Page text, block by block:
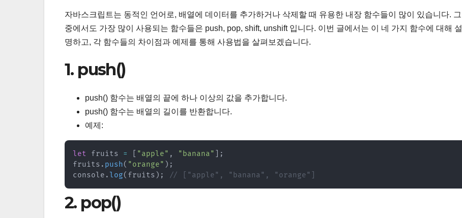
자바스크립트는 동적인 언어로, 배열에 데이터를 추가하거나 삭제할 때 유용한 내장 함수들이 많이 있습니다. 그
중에서도 가장 많이 사용되는 함수들은 push, pop, shift, unshift 입니다. 이번 글에서는 이 네 가지 함수에 대해 설
명하고, 각 함수들의 차이점과 예제를 통해 사용법을 살펴보겠습니다.
1. push()
push() 함수는 배열의 끝에 하나 이상의 값을 추가합니다.
push() 함수는 배열의 길이를 반환합니다.
예제:
let fruits = "apple" , "banana"
;
fruits . push( "orange" ) ;
console .log( fruits ) ; // ["apple", "banana", "orange"]
2. pop()